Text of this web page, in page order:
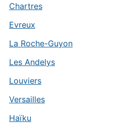
Chartres
Evreux
La Roche-Guyon
Les Andelys
Louviers
Versailles
Haïku